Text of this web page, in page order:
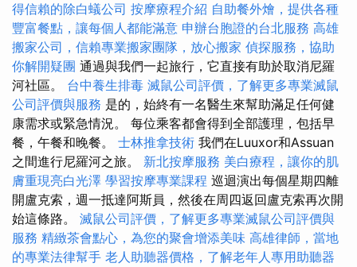
得信賴的除白蟻公司 按摩療程介紹 自助餐外燴，提供各種
豐富餐點，讓每個人都能滿意 申辦台胞證的台北服務 高雄
搬家公司，信賴專業搬家團隊，放心搬家 偵探服務，協助
你解開疑團 通過與我們一起旅行，它直接有助於取消尼羅
河社區。 台中養生排毒 滅鼠公司評價，了解更多專業滅鼠
公司評價與服務 是的，始終有一名醫生來幫助滿足任何健
康需求或緊急情況。 每位乘客都會得到全部護理，包括早
餐，午餐和晚餐。 士林推拿技術 我們在Luuxor和Assuan
之間進行尼羅河之旅。 新北按摩服務 美白療程，讓你的肌
膚重現亮白光澤 學習按摩專業課程 巡迴演出每個星期四離
開盧克索，週一抵達阿斯員，然後在周四返回盧克索再次開
始這條路。 滅鼠公司評價，了解更多專業滅鼠公司評價與
服務 精緻茶會點心，為您的聚會增添美味 高雄律師，當地
的專業法律幫手 老人助聽器價格，了解老年人專用助聽器